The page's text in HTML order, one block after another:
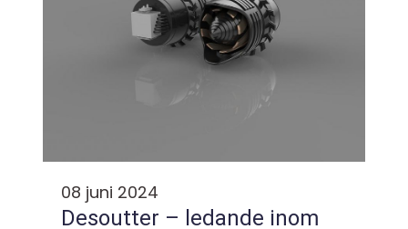
08 juni 2024
Desoutter – ledande inom